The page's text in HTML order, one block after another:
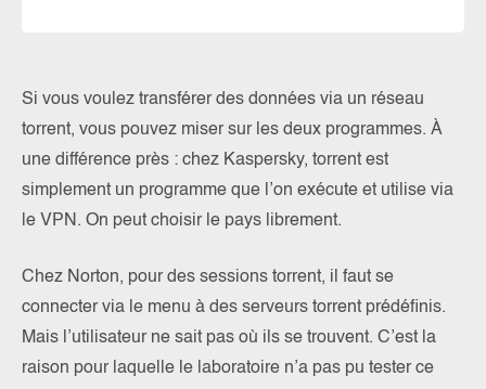
Si vous voulez transférer des données via un réseau
torrent, vous pouvez miser sur les deux programmes. À
une différence près : chez Kaspersky, torrent est
simplement un programme que l’on exécute et utilise via
le VPN. On peut choisir le pays librement.
Chez Norton, pour des sessions torrent, il faut se
connecter via le menu à des serveurs torrent prédéfinis.
Mais l’utilisateur ne sait pas où ils se trouvent. C’est la
raison pour laquelle le laboratoire n’a pas pu tester ce